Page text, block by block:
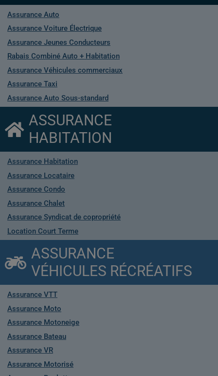
Assurance Auto
Assurance Voiture Électrique
Assurance Jeunes Conducteurs
Rabais Combiné Auto + Habitation
Assurance Véhicules commerciaux
Assurance Taxi
Assurance Auto Sous-standard
ASSURANCE
HABITATION
Assurance Habitation
Assurance Locataire
Assurance Condo
Assurance Chalet
Assurance Syndicat de copropriété
Location Court Terme
ASSURANCE
VÉHICULES RÉCRÉATIFS
Assurance VTT
Assurance Moto
Assurance Motoneige
Assurance Bateau
Assurance VR
Assurance Motorisé